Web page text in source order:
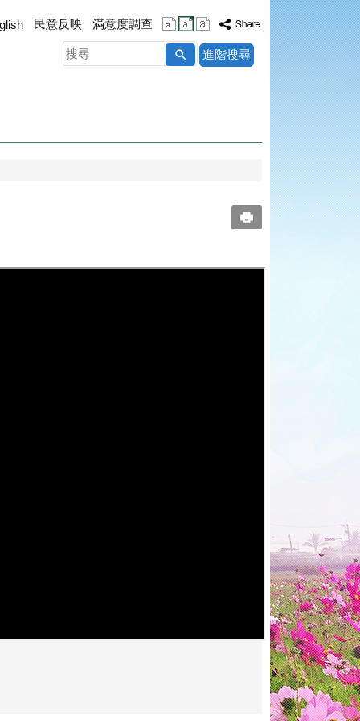
民意反映 滿意度調查
搜
尋
進階搜尋